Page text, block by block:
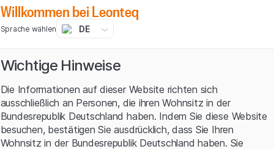
Lindt &
Nahrungsmittel
Novartis Arzneimittel
Roche
Holding
Arzneimittel 10.00%
Schindler Industriemaschinen 10.00%
Willkommen bei Leonteq
Sprache wählen DE
Wichtige Hinweise
Die Informationen auf dieser Website richten sich
ausschließlich an Personen, die ihren Wohnsitz in der
Bundesrepublik Deutschland haben. Indem Sie diese Website
besuchen, bestätigen Sie ausdrücklich, dass Sie Ihren
Wohnsitz in der Bundesrepublik Deutschland haben. Sie